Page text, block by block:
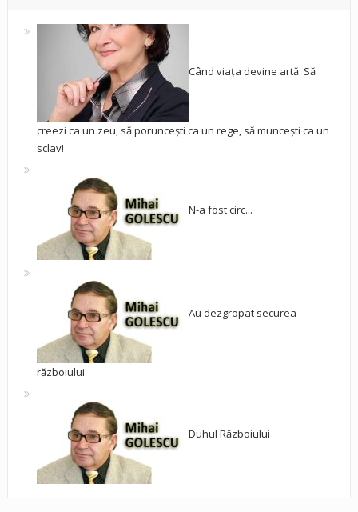
Când viața devine artă: Să
creezi ca un zeu, să poruncești ca un rege, să muncești ca un
sclav!
N-a fost circ...
Au dezgropat securea
războiului
Duhul Războiului